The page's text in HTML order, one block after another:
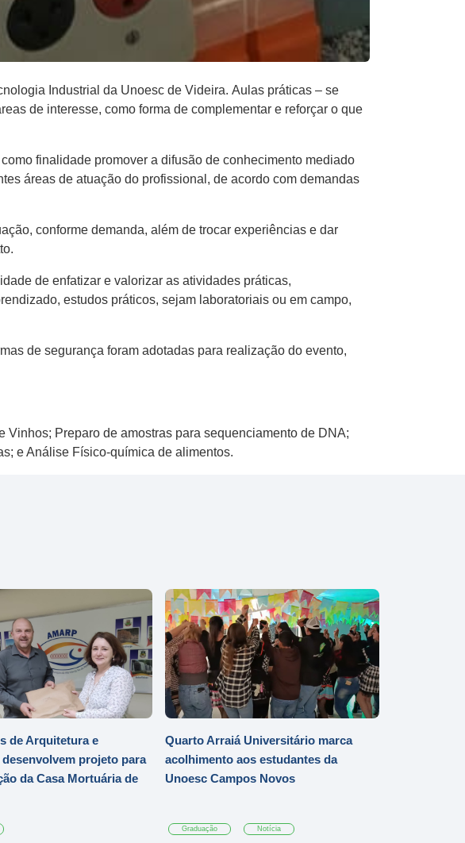
Industrial da Unoesc de Videira. Aulas práticas – se
de interesse, como forma de complementar e reforçar o que
finalidade promover a difusão de conhecimento mediado
áreas de atuação do profissional, de acordo com demandas
conforme demanda, além de trocar experiências e dar
de enfatizar e valorizar as atividades práticas,
estudos práticos, sejam laboratoriais ou em campo,
de segurança foram adotadas para realização do evento,
Preparo de amostras para sequenciamento de DNA;
e Análise Físico-química de alimentos.
de Arquitetura e
projeto para
da Casa Mortuária de
Quarto Arraiá Universitário marca
acolhimento aos estudantes da
Unoesc Campos Novos
Graduação Notícia